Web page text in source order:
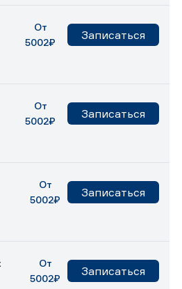
От
5002₽
Записаться
От
5002₽
Записаться
От
5002₽
Записаться
От
5002₽
Записаться